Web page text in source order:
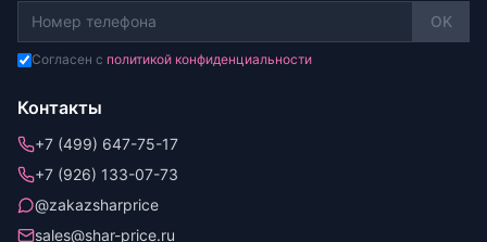
OK
Согласен с политикой конфиденциальности
Контакты
+7 (499) 647-75-17
+7 (926) 133-07-73
@zakazsharprice
sales@shar-price.ru